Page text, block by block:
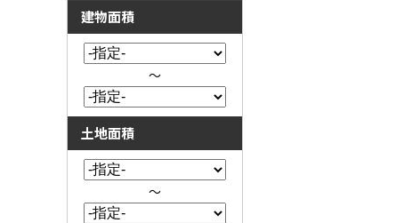
建物面積
～
土地面積
～